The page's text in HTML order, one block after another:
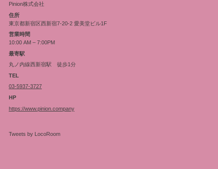
Pinion株式会社
住所
東京都新宿区西新宿7-20-2 愛美堂ビル1F
営業時間
10:00 AM – 7:00PM
最寄駅
丸ノ内線西新宿駅 徒歩1分
TEL
03-5937-3727
HP
https://www.pinion.company
Tweets by LocoRoom